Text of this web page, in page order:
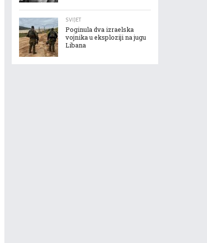
SVIJET
Poginula dva izraelska
vojnika u eksploziji na jugu
Libana